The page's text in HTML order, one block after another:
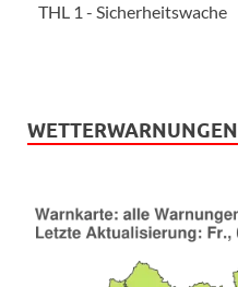
THL 1 - Sicherheitswache
WETTERWARNUNGEN